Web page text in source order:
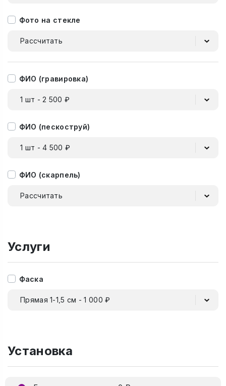
Фото на стекле
Рассчитать
ФИО (гравировка)
1 шт - 2 500 ₽
ФИО (пескоструй)
1 шт - 4 500 ₽
ФИО (скарпель)
Рассчитать
Услуги
Фаска
Прямая 1-1,5 см - 1 000 ₽
Установка